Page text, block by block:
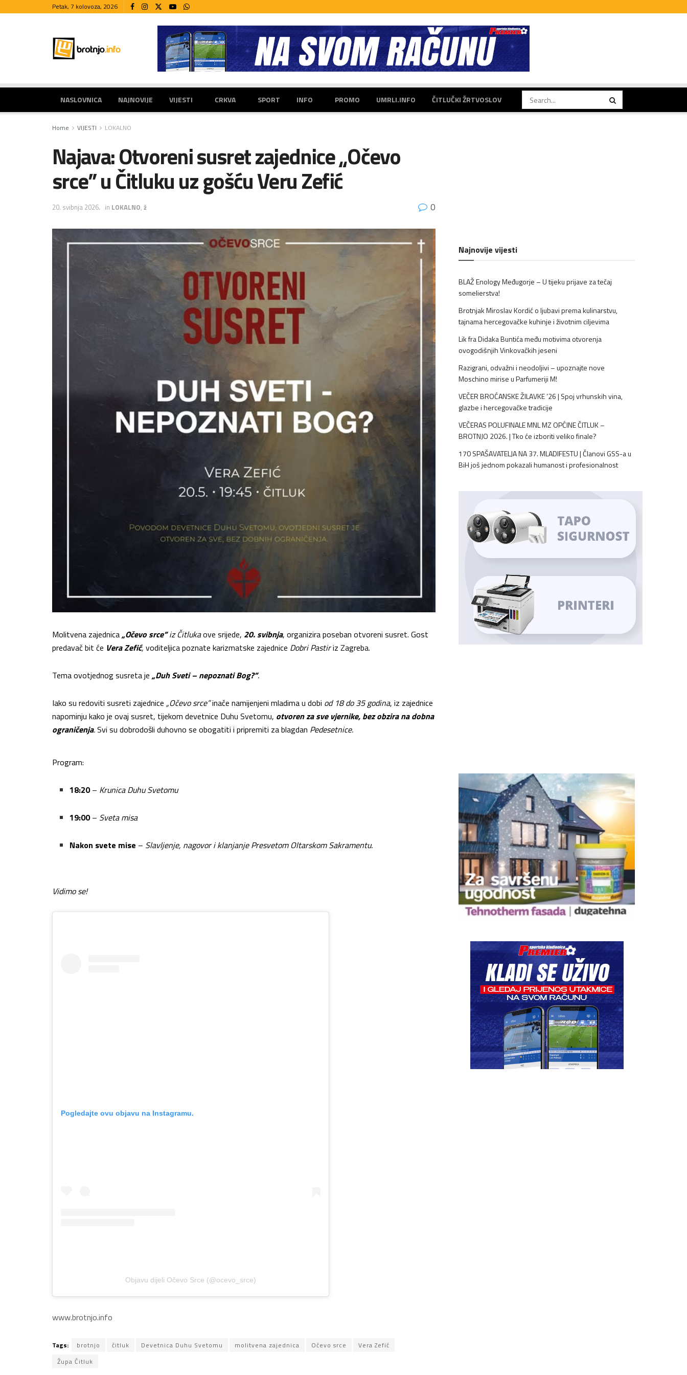
Petak, 7 kolovoza, 2026
NASLOVNICA NAJNOVIJE VIJESTI CRKVA SPORT INFO PROMO UMRLI.INFO ČITLUČKI ŽRTVOSLOV
Home VIJESTI LOKALNO
Najava: Otvoreni susret zajednice „Očevo
srce” u Čitluku uz gošću Veru Zefić
20. svibnja 2026. in LOKALNO, ž 0
Molitvena zajednica„Očevo srce”iz Čitlukaove srijede, 20. svibnja, organizira poseban otvoreni susret. Gost
predavač bit će Vera Zefić, voditeljica poznate karizmatske zajednice Dobri Pastiriz Zagreba.
Tema ovotjednog susreta je „Duh Sveti – nepoznati Bog?”.
Iako su redoviti susreti zajednice „Očevo srce”inače namijenjeni mladima u dobi od 18 do 35 godina, iz zajednice
napominju kako je ovaj susret, tijekom devetnice Duhu Svetomu, otvoren za sve vjernike, bez obzira na dobna
ograničenja.Svi su dobrodošli duhovno se obogatiti i pripremiti za blagdan Pedesetnice.
Program:
18:20– Krunica Duhu Svetomu
19:00– Sveta misa
Nakon svete mise – Slavljenje, nagovor i klanjanje Presvetom Oltarskom Sakramentu.
Vidimo se!
Pogledajte ovu objavu na Instagramu.
Objavu dijeli Očevo Srce (@ocevo_srce)
www.brotnjo.info
Tags: brotnjo čitluk Devetnica Duhu Svetomu molitvena zajednica Očevo srce
Vera Zefić
Župa Čitluk
Najnovije vijesti
BLAŽ Enology Međugorje – U tijeku prijave za tečaj
somelierstva!
Brotnjak Miroslav Kordić o ljubavi prema kulinarstvu,
tajnama hercegovačke kuhinje i životnim ciljevima
Lik fra Didaka Buntića među motivima otvorenja
ovogodišnjih Vinkovačkih jeseni
Razigrani, odvažni i neodoljivi – upoznajte nove
Moschino mirise u Parfumeriji M!
VEČER BROĆANSKE ŽILAVKE ’26 | Spoj vrhunskih vina,
glazbe i hercegovačke tradicije
VEČERAS POLUFINALE MNL MZ OPĆINE ČITLUK –
BROTNJO 2026. | Tko će izboriti veliko finale?
170 SPAŠAVATELJA NA 37. MLADIFESTU | Članovi GSS-a u
BiH još jednom pokazali humanost i profesionalnost